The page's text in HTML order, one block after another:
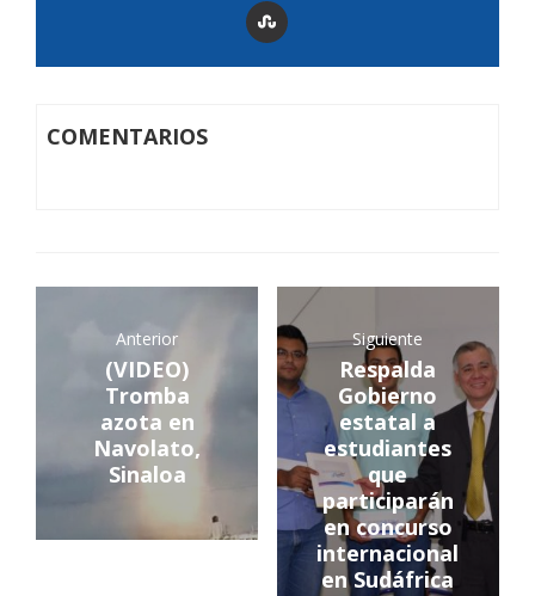
COMENTARIOS
Anterior
(VIDEO)
Tromba
azota en
Navolato,
Sinaloa
Siguiente
Respalda
Gobierno
estatal a
estudiantes
que
participarán
en concurso
internacional
en Sudáfrica